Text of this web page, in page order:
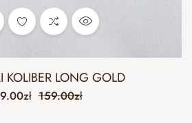
KOLIBER LONG GOLD
159.00zł
zł